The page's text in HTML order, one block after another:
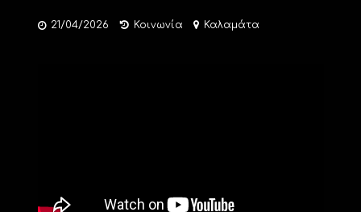
21/04/2026 Κοινωνία Καλαμάτα